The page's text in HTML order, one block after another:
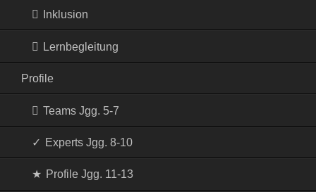
Inklusion
Lernbegleitung
Profile
Teams Jgg. 5-7
Experts Jgg. 8-10
Profile Jgg. 11-13